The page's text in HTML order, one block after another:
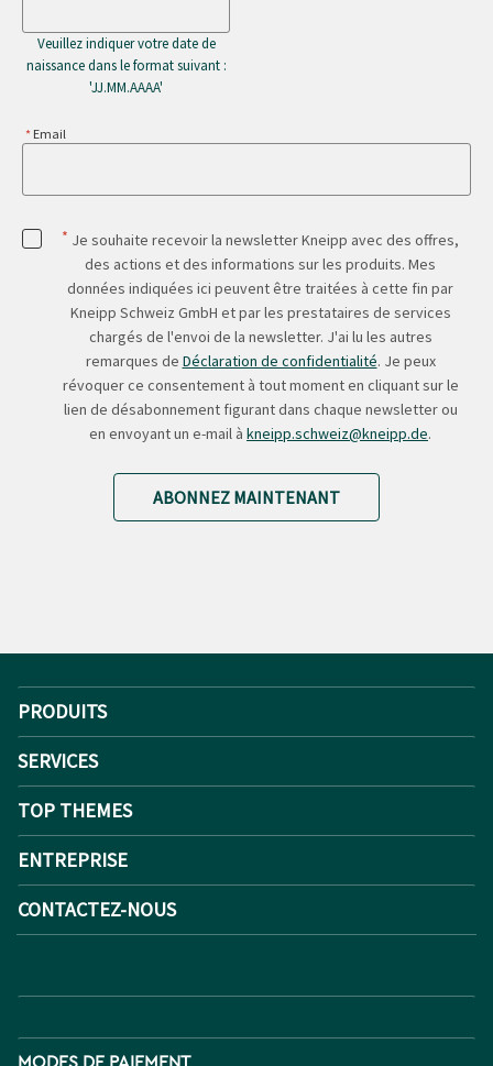
Veuillez indiquer votre date de
naissance dans le format suivant :
'JJ.MM.AAAA'
Email
* Je souhaite recevoir la newsletter Kneipp avec des offres,
des actions et des informations sur les produits. Mes
données indiquées ici peuvent être traitées à cette fin par
Kneipp Schweiz GmbH et par les prestataires de services
chargés de l'envoi de la newsletter. J'ai lu les autres
remarques de Déclaration de confidentialité. Je peux
révoquer ce consentement à tout moment en cliquant sur le
lien de désabonnement figurant dans chaque newsletter ou
en envoyant un e-mail à kneipp.schweiz@kneipp.de.
ABONNEZ MAINTENANT
PRODUITS
SERVICES
TOP THEMES
ENTREPRISE
CONTACTEZ-NOUS